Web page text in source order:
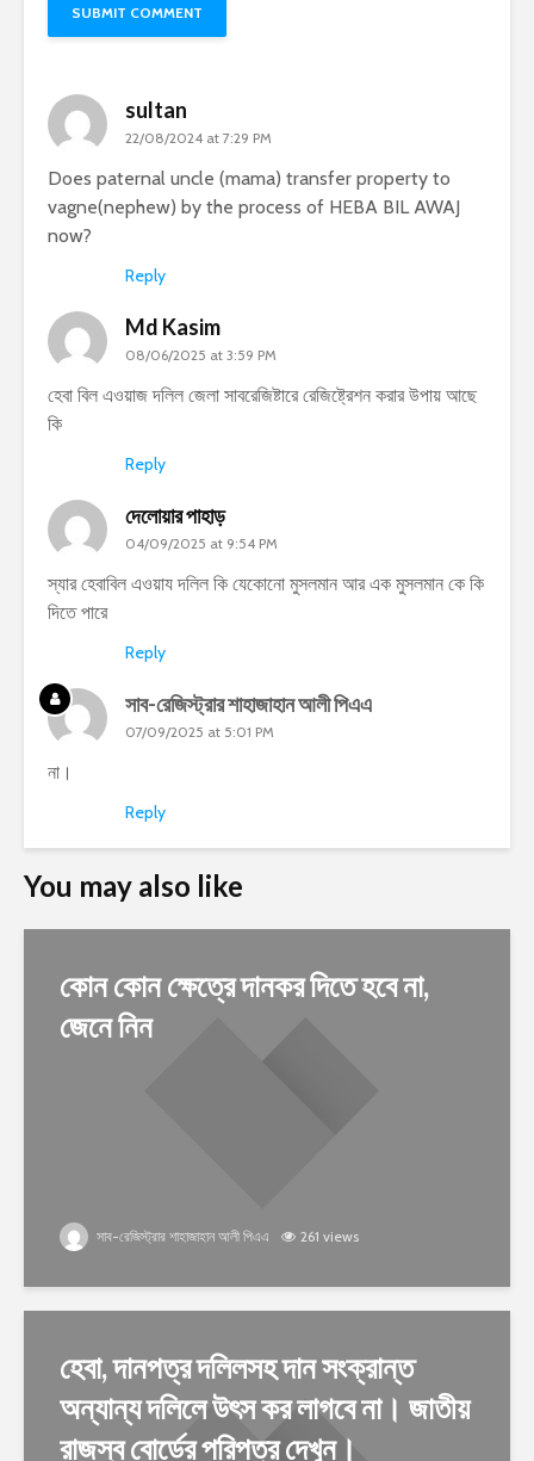
sultan
22/08/2024 at 7:29 PM
Does paternal uncle (mama) transfer property to
vagne(nephew) by the process of HEBA BIL AWAJ
now?
Reply
Md Kasim
08/06/2025 at 3:59 PM
হেবা বিল এওয়াজ দলিল জেলা সাবরেজিষ্টারে রেজিষ্ট্রেশন করার উপায় আছে
কি
Reply
দেলোয়ার পাহাড়
04/09/2025 at 9:54 PM
স্যার হেবাবিল এওয়ায দলিল কি যেকোনো মুসলমান আর এক মুসলমান কে কি
দিতে পারে
Reply
সাব-রেজিস্ট্রার শাহাজাহান আলী পিএএ
07/09/2025 at 5:01 PM
না।
Reply
You may also like
কোন কোন ক্ষেত্রে দানকর দিতে হবে না,
জেনে নিন
সাব-রেজিস্ট্রার শাহাজাহান আলী পিএএ 261 views
হেবা, দানপত্র দলিলসহ দান সংক্রান্ত
অন্যান্য দলিলে উৎস কর লাগবে না। জাতীয়
রাজস্ব বোর্ডের পরিপত্র দেখুন।